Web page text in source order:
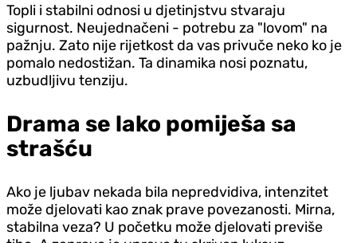
Topli i stabilni odnosi u d‌jetinjstvu stvaraju
sigurnost. Neujednačeni - potrebu za "lovom" na
pažnju. Zato nije rijetkost da vas privuče neko ko je
pomalo nedostižan. Ta dinamika nosi poznatu,
uzbudljivu tenziju.
Drama se lako pomiješa sa
strašću
Ako je ljubav nekada bila nepredvidiva, intenzitet
može d‌jelovati kao znak prave povezanosti. Mirna,
stabilna veza? U početku može d‌jelovati previše